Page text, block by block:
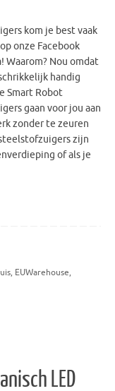
kom je best vaak
onze Facebook
Waarom? Nou omdat
handig
Smart Robot
gaan voor jou aan
zonder te zeuren
zijn
of als je
, EUWarehouse,
LED